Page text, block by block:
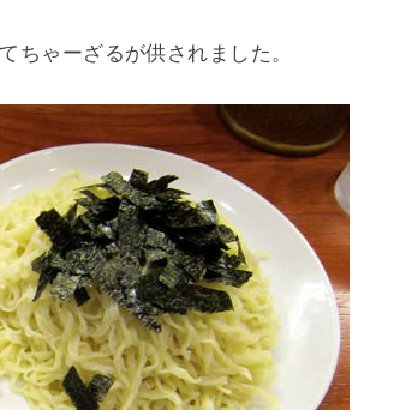
ちゃーざるが供されました。